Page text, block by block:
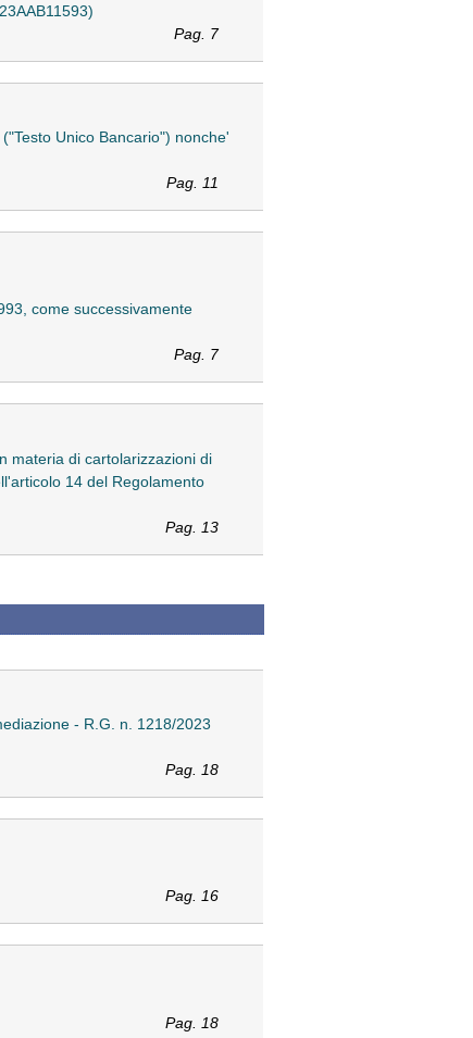
Pag. 7
Unico Bancario") nonche'
Pag. 11
come successivamente
Pag. 7
materia di cartolarizzazioni di
14 del Regolamento
Pag. 13
- R.G. n. 1218/2023
Pag. 18
Pag. 16
Pag. 18